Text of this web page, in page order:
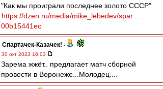
"Как мы проиграли последнее золото СССР"
https://dzen.ru/media/mike_lebedev/spar ...
00b15441ec
Спартачек-Казачек! -
30 окт 2023 16:03
Зарема жжёт.. предлагает матч сборной
провести в Воронеже...Молодец....